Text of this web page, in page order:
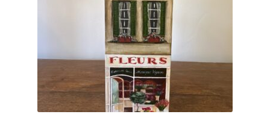
Política de privacidade